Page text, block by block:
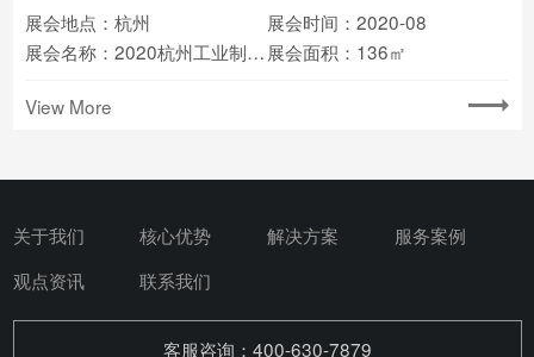
展会地点：杭州
展会时间：2020-08
展会名称：2020杭州工业制造业博览会 展会面积：136㎡
View More
关于我们 核心优势 解决方案
服务案例
观点资讯
联系我们
客服咨询：400-630-7879